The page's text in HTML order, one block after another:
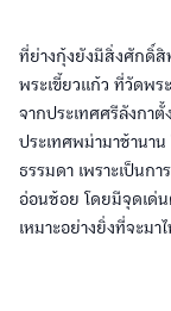
ที่ย่างกุ้งยังมีสิ่งศักดิ์
พระเขี้ยวแก้ว ที่วัดพร
จากประเทศศรีลังกา
ประเทศพม่ามาช้านา
ธรรมดา เพราะเป็นก
อ่อนช้อย โดยมีจุดเด่
เหมาะอย่างยิ่งที่จะม